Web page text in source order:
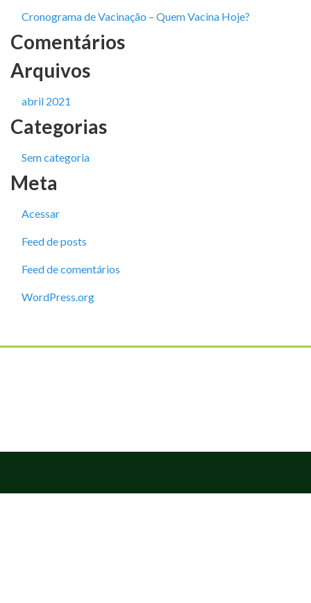
Cronograma de Vacinação – Quem Vacina Hoje?
Comentários
Arquivos
abril 2021
Categorias
Sem categoria
Meta
Acessar
Feed de posts
Feed de comentários
WordPress.org